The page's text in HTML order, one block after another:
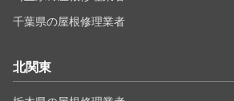
千葉県の屋根修理業者
北関東